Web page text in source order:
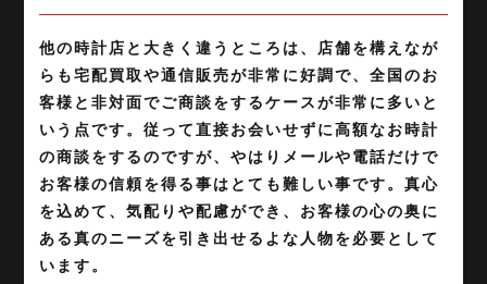
他の時計店と大きく違うところは、店舗を構えなが
らも宅配買取や通信販売が非常に好調で、全国のお
客様と非対面でご商談をするケースが非常に多いと
いう点です。従って直接お会いせずに高額なお時計
の商談をするのですが、やはりメールや電話だけで
お客様の信頼を得る事はとても難しい事です。真心
を込めて、気配りや配慮ができ、お客様の心の奥に
ある真のニーズを引き出せるよな人物を必要として
います。